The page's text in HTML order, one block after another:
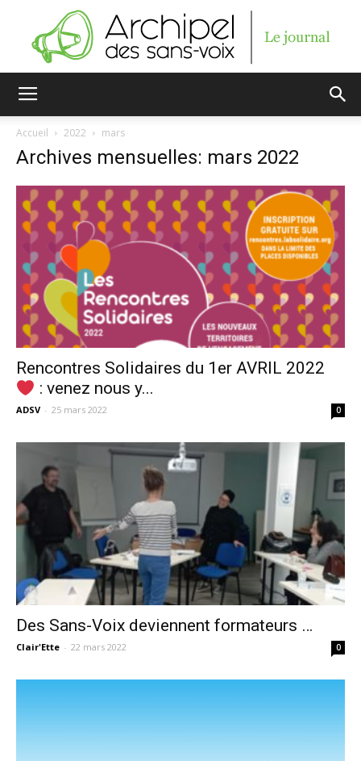
sans-
voix
Accueil 2022 mars
Archives mensuelles: mars 2022
Rencontres Solidaires du 1er AVRIL 2022
: venez nous y...
ADSV - 25 mars 2022 0
Des Sans-Voix deviennent formateurs …
Clair'Ette - 22 mars 2022 0